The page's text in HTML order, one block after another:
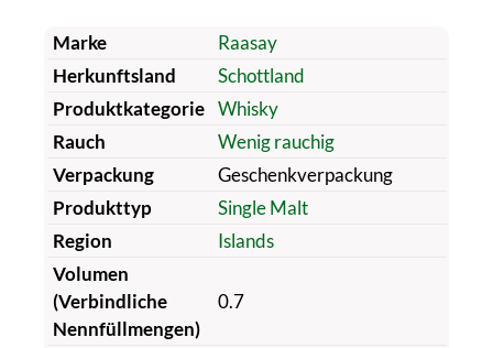
Marke
Raasay
Herkunftsland
Schottland
Produktkategorie Whisky
Rauch
Wenig rauchig
Verpackung
Geschenkverpackung
Produkttyp
Single Malt
Region
Islands
Volumen
(Verbindliche
Nennfüllmengen)
0.7